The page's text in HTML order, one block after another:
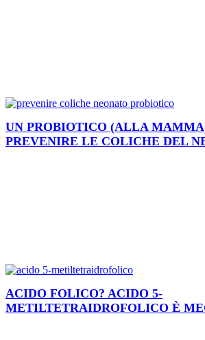
UN PROBIOTICO (ALLA
PREVENIRE LE COLICHE DEL
ACIDO FOLICO? ACIDO 5-
METILTETRAIDROFOLICO È